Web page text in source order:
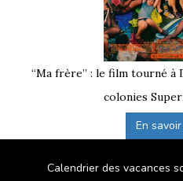
“Ma frère” : le film tourné à
colonies
En
Calendrier des vacances